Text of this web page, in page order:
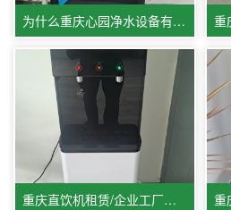
为什么重庆心园净水设备有限公司，直饮水机租赁租金会比同行更低？
重庆直饮机租赁/企业工厂办公室优选